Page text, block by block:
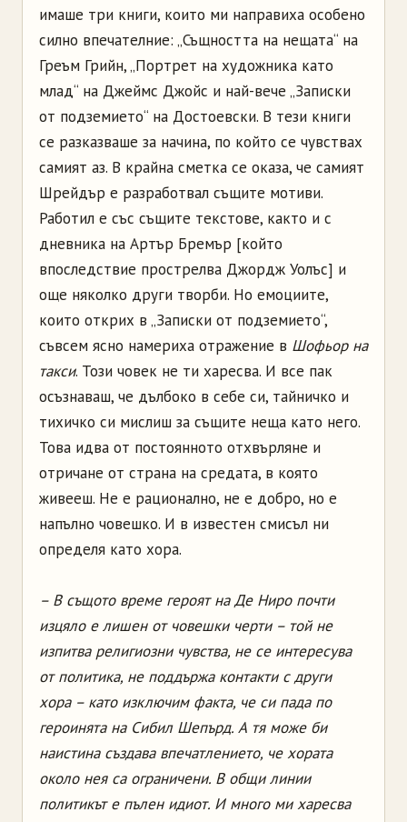
имаше три книги, които ми направиха особено
силно впечателние: „Същността на нещата“ на
Греъм Грийн, „Портрет на художника като
млад“ на Джеймс Джойс и най-вече „Записки
от подземието“ на Достоевски. В тези книги
се разказваше за начина, по който се чувствах
самият аз. В крайна сметка се оказа, че самият
Шрейдър е разработвал същите мотиви.
Работил е със същите текстове, както и с
дневника на Артър Бремър [който
впоследствие прострелва Джордж Уолъс] и
още няколко други творби. Но емоциите,
които открих в „Записки от подземието“,
съвсем ясно намериха отражение в Шофьор на
такси. Този човек не ти харесва. И все пак
осъзнаваш, че дълбоко в себе си, тайничко и
тихичко си мислиш за същите неща като него.
Това идва от постоянното отхвърляне и
отричане от страна на средата, в която
живееш. Не е рационално, не е добро, но е
напълно човешко. И в известен смисъл ни
определя като хора.
– В същото време героят на Де Ниро почти
изцяло е лишен от човешки черти – той не
изпитва религиозни чувства, не се интересува
от политика, не поддържа контакти с други
хора – като изключим факта, че си пада по
героинята на Сибил Шепърд. А тя може би
наистина създава впечатлението, че хората
около нея са ограничени. В общи линии
политикът е пълен идиот. И много ми харесва